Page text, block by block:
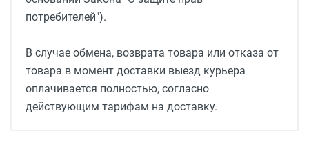
потребителей").
В случае обмена, возврата товара или отказа от
товара в момент доставки выезд курьера
оплачивается полностью, согласно
действующим тарифам на доставку.